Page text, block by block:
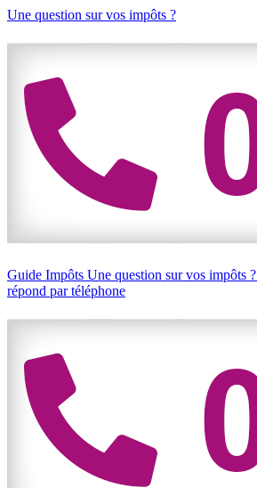
Une question sur vos impôts ?
Guide Impôts Une question sur vos impôts ?
répond par téléphone